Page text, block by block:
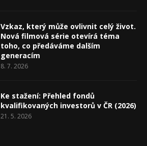
Vzkaz, který může ovlivnit celý život.
Nová filmová série otevírá téma
toho, co předáváme dalším
generacím
8. 7. 2026
Ke stažení: Přehled fondů
kvalifikovaných investorů v ČR (2026)
21. 5. 2026